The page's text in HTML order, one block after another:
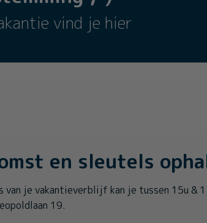
vind je hier
en sleutels
van je vakantieverblijf kan je tussen 15u &
19.